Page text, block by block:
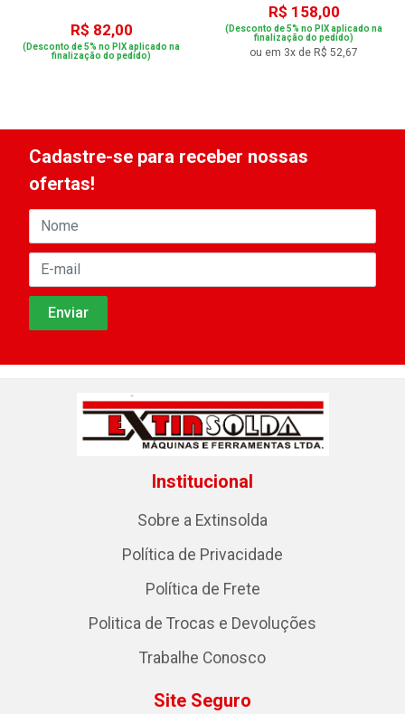
R$ 82,00
(Desconto de 5% no PIX aplicado na
finalização do pedido)
R$ 158,00
(Desconto de 5% no PIX aplicado na
finalização do pedido)
ou em 3x de R$ 52,67
Cadastre-se para receber nossas
ofertas!
Institucional
Sobre a Extinsolda
Política de Privacidade
Política de Frete
Politica de Trocas e Devoluções
Trabalhe Conosco
Site Seguro